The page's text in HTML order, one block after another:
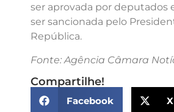
ser aprovada por deputados
ser sancionada pelo
República.
Fonte: Agência Câmara
Compartilhe!
Facebook X